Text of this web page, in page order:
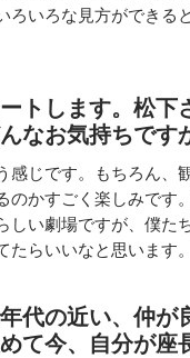
いろな見方ができる
トします。松下
なお気持ちです
じです。もちろん、
かすごく楽しみです
しい劇場ですが、僕た
らいいなと思います。
代の近い、仲
て今、自分が